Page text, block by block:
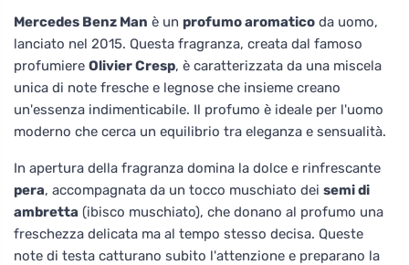
Mercedes Benz Man è un profumo aromatico da uomo,
lanciato nel 2015. Questa fragranza, creata dal famoso
profumiere Olivier Cresp, è caratterizzata da una miscela
unica di note fresche e legnose che insieme creano
un'essenza indimenticabile. Il profumo è ideale per l'uomo
moderno che cerca un equilibrio tra eleganza e sensualità.
In apertura della fragranza domina la dolce e rinfrescante
pera, accompagnata da un tocco muschiato dei semi di
ambretta (ibisco muschiato), che donano al profumo una
freschezza delicata ma al tempo stesso decisa. Queste
note di testa catturano subito l'attenzione e preparano la